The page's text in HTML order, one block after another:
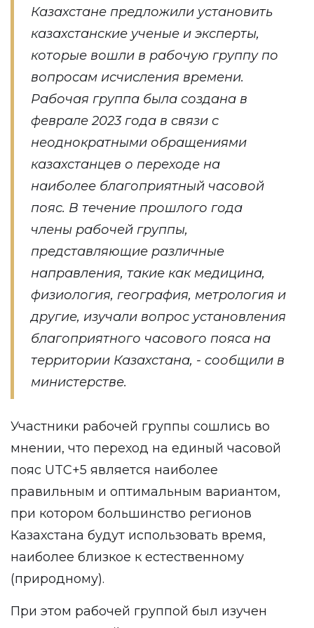
Казахстане предложили установить
казахстанские ученые и эксперты,
которые вошли в рабочую группу по
вопросам исчисления времени.
Рабочая группа была создана в
феврале 2023 года в связи с
неоднократными обращениями
казахстанцев о переходе на
наиболее благоприятный часовой
пояс. В течение прошлого года
члены рабочей группы,
представляющие различные
направления, такие как медицина,
физиология, география, метрология и
другие, изучали вопрос установления
благоприятного часового пояса на
территории Казахстана, - сообщили в
министерстве.
Участники рабочей группы сошлись во
мнении, что переход на единый часовой
пояс UTC+5 является наиболее
правильным и оптимальным вариантом,
при котором большинство регионов
Казахстана будут использовать время,
наиболее близкое к естественному
(природному).
При этом рабочей группой был изучен